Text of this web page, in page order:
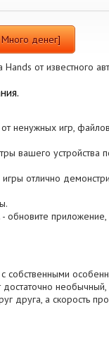
Много денег]
от известного
ненужных игр,
вашего устройства
отлично
обновите приложение,
собственными
необычный,
друга, а скорость